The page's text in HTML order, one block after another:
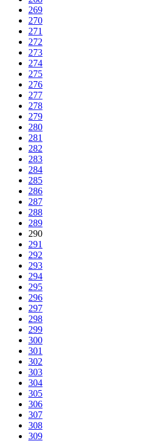
269
270
271
272
273
274
275
276
277
278
279
280
281
282
283
284
285
286
287
288
289
290
291
292
293
294
295
296
297
298
299
300
301
302
303
304
305
306
307
308
309